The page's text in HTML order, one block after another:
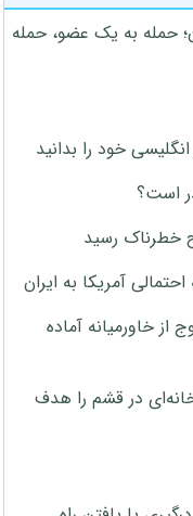
حمله به یک عضو، حمله
خود را بدانید
خطرناک رسید
آمریکا به ایران
خاورمیانه آماده
آمریکا خانه‌ای در قشم را هدف